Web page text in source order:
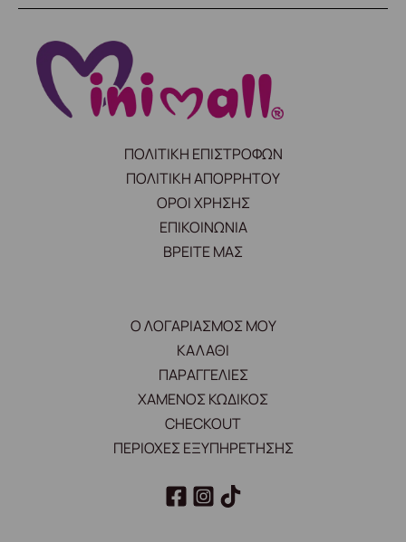
ΠΟΛΙΤΙΚΗ ΕΠΙΣΤΡΟΦΩΝ
ΠΟΛΙΤΙΚΗ ΑΠΟΡΡΗΤΟΥ
ΟΡΟΙ ΧΡΗΣΗΣ
ΕΠΙΚΟΙΝΩΝΙΑ
ΒΡΕΙΤΕ ΜΑΣ
Ο ΛΟΓΑΡΙΑΣΜΟΣ ΜΟΥ
ΚΑΛΑΘΙ
ΠΑΡΑΓΓΕΛΙΕΣ
ΧΑΜΕΝΟΣ ΚΩΔΙΚΟΣ
CHECKOUT
ΠΕΡΙΟΧΕΣ ΕΞΥΠΗΡΕΤΗΣΗΣ